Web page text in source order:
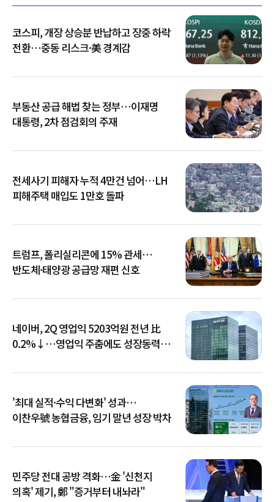
코스피, 개장 상승분 반납하고 장중 하락
전환…중동 리스크·美 경계감
부동산 공급 해법 찾는 정부…이재명
대통령, 2차 점검회의 주재
전세사기 피해자 누적 4만건 넘어…LH
피해주택 매입도 1만호 돌파
트럼프, 폴리실리콘에 15% 관세…
반도체·태양광 공급망 재편 신호
네이버, 2Q 영업익 5203억원 전년 比
0.2%↓…영업익 주춤에도 성장동력
'최대 실적·수익 다변화' 성과…
이찬우號 농협금융, 임기 말년 성장 박차
민주당 전대 공방 격화…金 '신천지
의혹' 제기, 鄭 "증거부터 내놔라"